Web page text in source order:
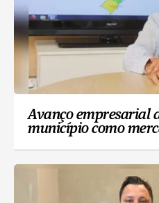
Avanço empresarial
município como